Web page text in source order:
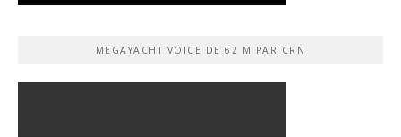
MEGAYACHT VOICE DE 62 M PAR CRN